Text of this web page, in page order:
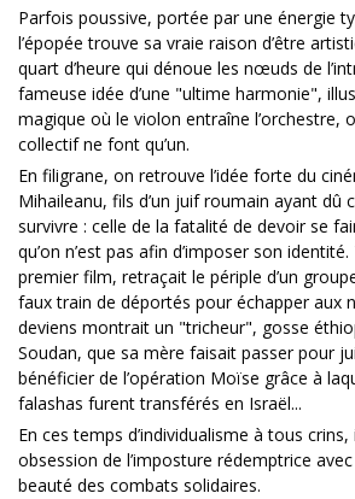
Parfois poussive, portée par une énergie
l’épopée trouve sa vraie raison d’être
quart d’heure qui dénoue les nœuds de
fameuse idée d’une "ultime harmonie",
magique où le violon entraîne l’orchestre,
collectif ne font qu’un.
En filigrane, on retrouve l’idée forte du
Mihaileanu, fils d’un juif roumain ayant dû
survivre : celle de la fatalité de devoir se
qu’on n’est pas afin d’imposer son
premier film, retraçait le périple d’un
faux train de déportés pour échapper aux
deviens montrait un "tricheur", gosse
Soudan, que sa mère faisait passer pour
bénéficier de l’opération Moïse grâce à
falashas furent transférés en Israël...
En ces temps d’individualisme à tous
obsession de l’imposture rédemptrice
beauté des combats solidaires.